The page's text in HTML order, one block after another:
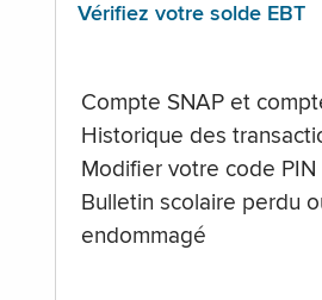
Vérifiez votre solde EBT
Compte SNAP et
Historique des
Modifier votre code PIN
Bulletin scolaire perdu
endommagé